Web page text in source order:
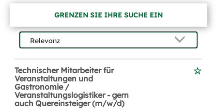
GRENZEN SIE IHRE SUCHE EIN
Technischer Mitarbeiter für
Veranstaltungen und
Gastronomie /
Veranstaltungslogistiker - gern
auch Quereinsteiger (m/w/d)